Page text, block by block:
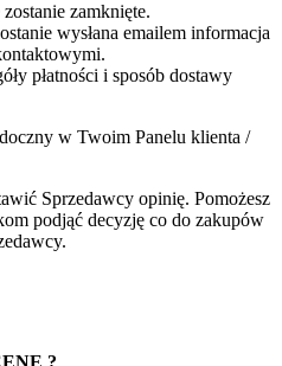
zamknięte.
wysłana emailem informacja
płatności i sposób dostawy
w Twoim Panelu klienta /
Sprzedawcy opinię. Pomożesz
podjąć decyzję co do zakupów
?